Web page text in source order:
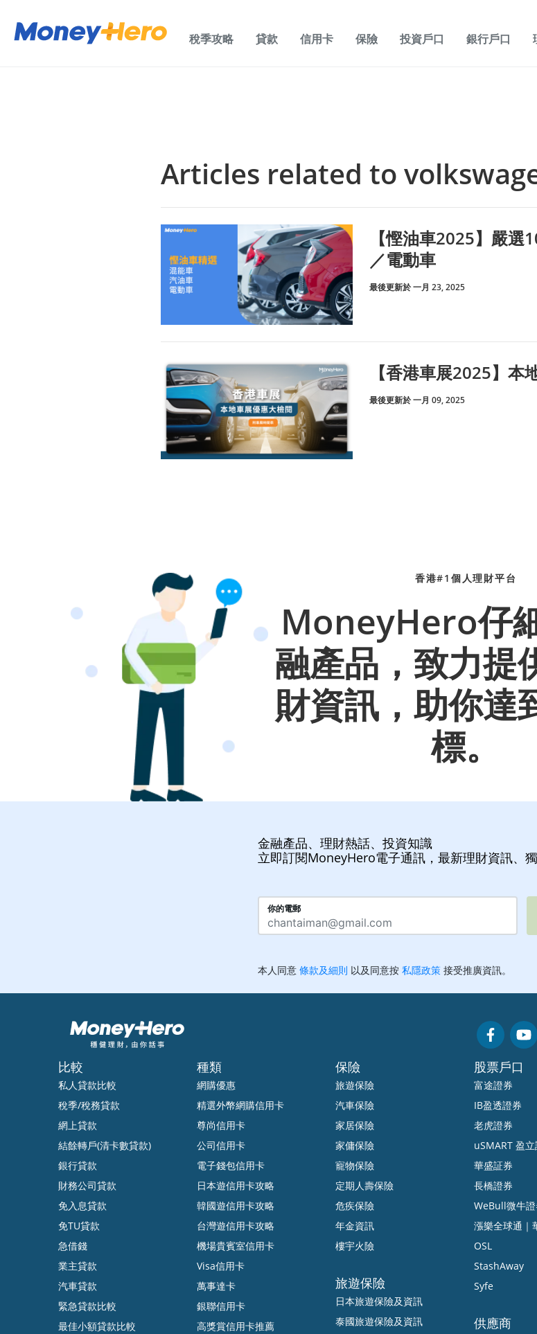
稅季攻略 貸款 信用卡 保險 投資戶口 銀行戶口
Articles related to
【慳油車2025】嚴
／電動車
最後更新於 一月 23, 2025
【香港車展2025】
最後更新於 一月 09, 2025
香港#1個人理財平台
MoneyHero仔
融產品，致力提
財資訊，助你達
標。
金融產品、理財熱話、投資知識
立即訂閱MoneyHero電子通訊，最新理財資訊、
比較
私人貸款比較
稅季/稅務貸款
網上貸款
結餘轉戶(清卡數貸款)
銀行貸款
財務公司貸款
免入息貸款
免TU貸款
急借錢
業主貸款
汽車貸款
緊急貸款比較
最佳小額貸款比較
種類
網購優惠
精選外幣網購信用卡
尊尚信用卡
公司信用卡
電子錢包信用卡
日本遊信用卡攻略
韓國遊信用卡攻略
台灣遊信用卡攻略
機場貴賓室信用卡
Visa信用卡
萬事達卡
銀聯信用卡
高獎賞信用卡推薦
保險
旅遊保險
汽車保險
家居保險
家傭保險
寵物保險
定期人壽保險
危疾保險
年金資訊
樓宇火險
旅遊保險
日本旅遊保險及資訊
泰國旅遊保險及資訊
股票戶口
富途證券
IB盈透證券
老虎證券
uSMART 盈
華盛証券
長橋證券
WeBull微牛證
漲樂全球通｜
OSL
StashAway
Syfe
供應商